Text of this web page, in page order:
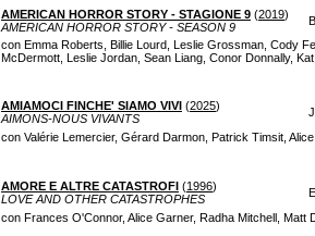
AMERICAN HORROR STORY - STAGIONE 9 (2019)
AMERICAN HORROR STORY - SEASON 9
con Emma Roberts, Billie Lourd, Leslie Grossman, Cody
McDermott, Leslie Jordan, Sean Liang, Conor Donnally,
AMIAMOCI FINCHE' SIAMO VIVI (2025)
AIMONS-NOUS VIVANTS
con Valérie Lemercier, Gérard Darmon, Patrick Timsit,
AMORE E ALTRE CATASTROFI (1996)
LOVE AND OTHER CATASTROPHES
con Frances O'Connor, Alice Garner, Radha Mitchell, Matt